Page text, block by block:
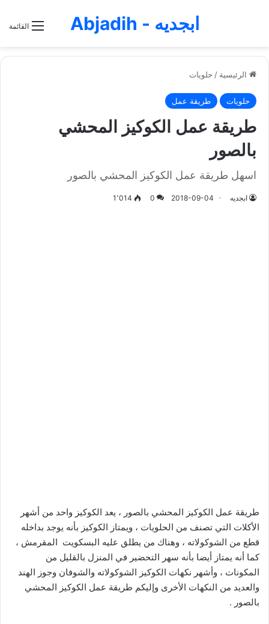
القائمة ابجديه - Abjadih
الرئيسية / حلويات
حلويات طريقة عمل
طريقة عمل الكوكيز المحشي
بالصور
اسهل طريقة عمل الكوكيز المحشي بالصور
ابجديه 2018-09-04
0 1٬014
طريقة عمل الكوكيز المحشي بالصور ، يعد الكوكيز واحد من أشهر
الأكلات التي تصنف من الحلويات ، ويمتاز الكوكيز بأنه يوجد بداخله
قطع من الشوكولاته ، وهناك من يطلق عليه البسكويت المقرمش ،
كما أنه يمتاز أيضا بأنه سهر التحضير في المنزل بالقليل من
المكونات ، وأشهر نكهات الكوكيز الشوكولاته والشوفان وجوز الهند
والعديد من النكهات الأخرى وإليكم طريقة عمل الكوكيز المحشي
بالصور .